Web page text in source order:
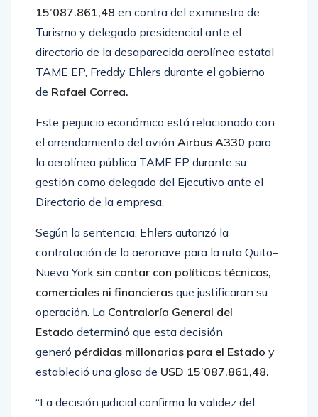
15’087.861,48 en contra del exministro de
Turismo y delegado presidencial ante el
directorio de la desaparecida aerolínea estatal
TAME EP, Freddy Ehlers durante el gobierno
de Rafael Correa.
Este perjuicio económico está relacionado con
el arrendamiento del avión Airbus A330 para
la aerolínea pública TAME EP durante su
gestión como delegado del Ejecutivo ante el
Directorio de la empresa.
Según la sentencia, Ehlers autorizó la
contratación de la aeronave para la ruta Quito–
Nueva York sin contar con políticas técnicas,
comerciales ni financieras que justificaran su
operación. La Contraloría General del
Estado determinó que esta decisión
generó pérdidas millonarias para el Estado y
estableció una glosa de USD 15’087.861,48.
“La decisión judicial confirma la validez del